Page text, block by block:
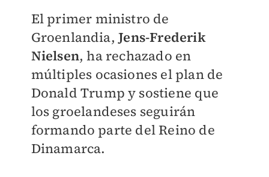
El primer ministro de
Groenlandia,Jens-Frederik
Nielsen, ha rechazado en
múltiples ocasiones el plan de
Donald Trump y sostiene que
los groelandeses seguirán
formando parte del Reino de
Dinamarca.